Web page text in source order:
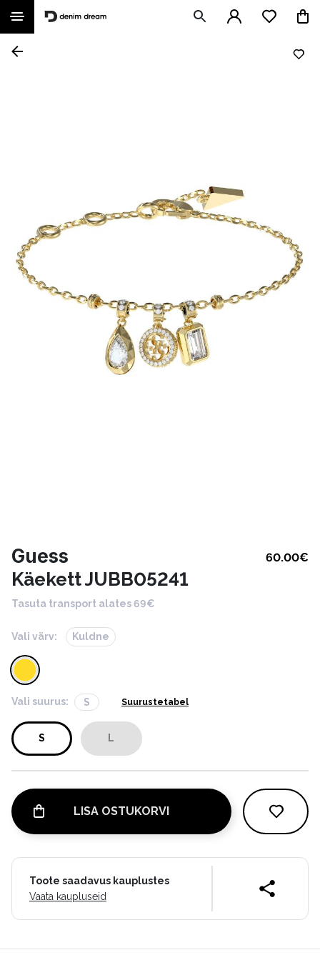
Guess 60.00€
Käekett JUBB05241
Tasuta transport alates 69€
Vali värv: Kuldne
Vali suurus: S Suurustetabel
S L
LISA OSTUKORVI
Toote saadavus kauplustes
Vaata kaupluseid